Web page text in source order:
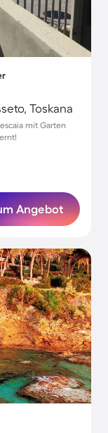
Toskana
mit Garten
Angebot